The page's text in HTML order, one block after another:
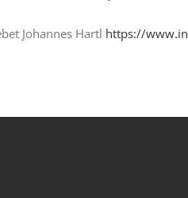
Johannes Hartl https://